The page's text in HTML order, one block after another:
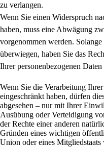
zu verlangen.
Wenn Sie einen Widerspruch
haben, muss eine Abwägung
vorgenommen werden.
überwiegen, haben Sie das
Ihrer personenbezogenen
Wenn Sie die Verarbeitung
eingeschränkt haben, dürfen
abgesehen – nur mit Ihrer
Ausübung oder Verteidigung
der Rechte einer anderen
Gründen eines wichtigen
Union oder eines Mitgliedstaats